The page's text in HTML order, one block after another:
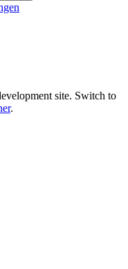
site. Switch to
.